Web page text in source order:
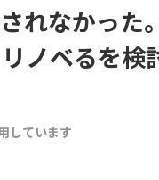
れなかった
ノベるを検
しています